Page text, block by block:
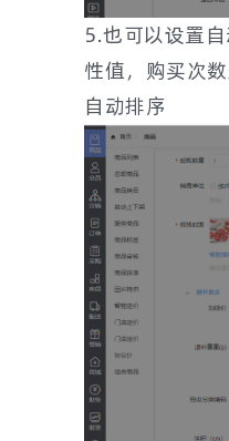
5.也可以设置
性值，购买次
自动排序